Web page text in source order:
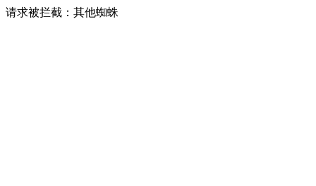
请求被拦截：其他蜘蛛